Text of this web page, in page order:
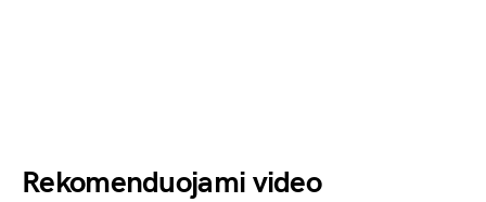
Rekomenduojami video